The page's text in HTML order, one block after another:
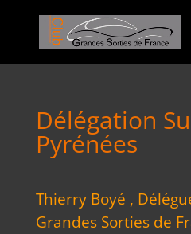
Délégation
Pyrénées
Thierry Boyé ,
Grandes Sorties de